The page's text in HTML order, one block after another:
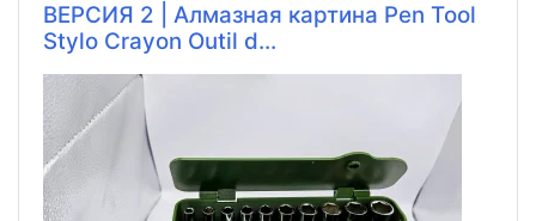
ВЕРСИЯ 2 | Алмазная картина Pen Tool
Stylo Crayon Outil d...